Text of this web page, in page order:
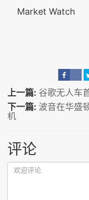
Market Watch
上一篇: 谷歌无人车
下一篇: 波音在华盛
机
评论